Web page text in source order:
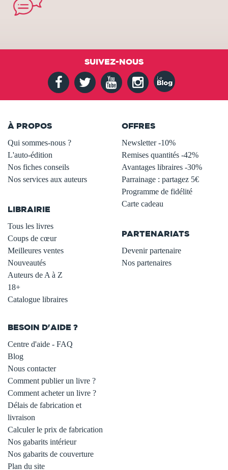
SUIVEZ-NOUS
À PROPOS
Qui sommes-nous ?
L'auto-édition
Nos fiches conseils
Nos services aux auteurs
LIBRAIRIE
Tous les livres
Coups de cœur
Meilleures ventes
Nouveautés
Auteurs de A à Z
18+
Catalogue libraires
OFFRES
Newsletter -10%
Remises quantités -42%
Avantages libraires -30%
Parrainage : partagez 5€
Programme de fidélité
Carte cadeau
PARTENARIATS
Devenir partenaire
Nos partenaires
BESOIN D'AIDE ?
Centre d'aide - FAQ
Blog
Nous contacter
Comment publier un livre ?
Comment acheter un livre ?
Délais de fabrication et
livraison
Calculer le prix de fabrication
Nos gabarits intérieur
Nos gabarits de couverture
Plan du site